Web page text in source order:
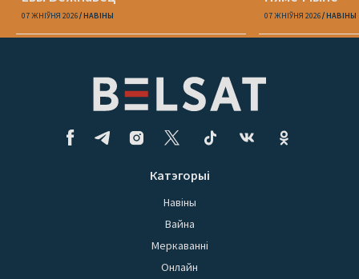
07 ЖНІЎНЯ 2026 НАВІНЫ 07 ЖНІЎНЯ 2026 НАВІНЫ
Катэгорыі
Навіны
Вайна
Меркаванні
Онлайн